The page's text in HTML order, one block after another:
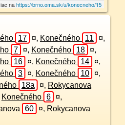
nahttps://brno.oma.sk/u/konecneho/15
17 ¤, Konečného 11 ¤,
7 ¤, Konečného 18 ¤,
16 ¤, Konečného 14 ¤,
3 ¤, Konečného 10 ¤,
18a ¤, Rokycanova
Konečného 6 ¤,
60 ¤, Rokycanova